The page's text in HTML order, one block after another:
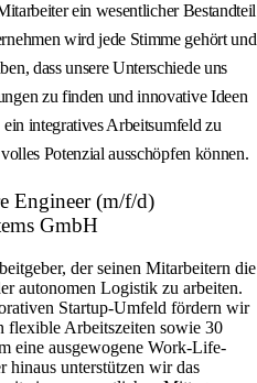
ein wesentlicher Bestandteil
wird jede Stimme gehört und
dass unsere Unterschiede uns
zu finden und innovative Ideen
integratives Arbeitsumfeld zu
Potenzial ausschöpfen können.
Engineer (m/f/d)
GmbH
der seinen Mitarbeitern die
autonomen Logistik zu arbeiten.
Startup-Umfeld fördern wir
flexible Arbeitszeiten sowie 30
eine ausgewogene Work-Life-
hinaus unterstützen wir das